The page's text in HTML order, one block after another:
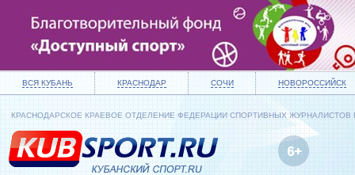
ВСЯ КУБАНЬ КРАСНОДАР СОЧИ НОВОРОССИЙСК
КРАСНОДАРСКОЕ КРАЕВОЕ ОТДЕЛЕНИЕ ФЕДЕРАЦИИ СПОРТИВНЫХ ЖУРНАЛИСТОВ